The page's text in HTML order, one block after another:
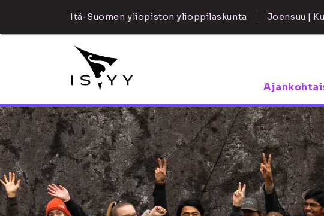
Itä-Suomen yliopiston ylioppilaskunta Joensuu |